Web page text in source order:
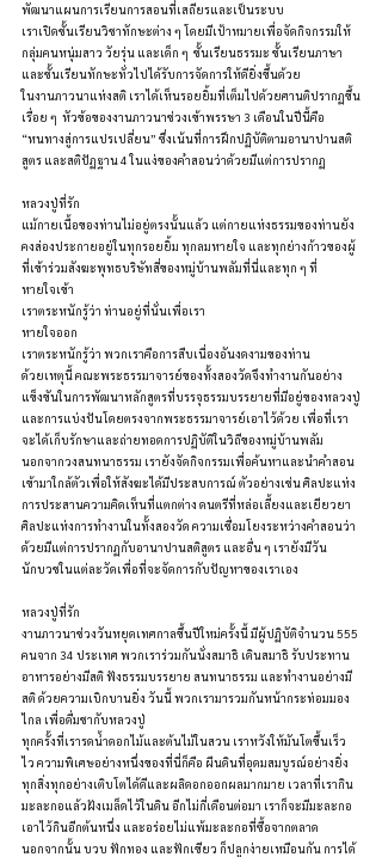
พัฒนาแผนการเรียนการสอนที่เสถียรและเป็นระบบ
เราเปิดชั้นเรียนวิชาทักษะต่าง ๆ โดยมีเป้าหมายเพื่อจัดกิจกรรมให้
กลุ่มคนหนุ่มสาว วัยรุ่น และเด็ก ๆ  ชั้นเรียนธรรมะ ชั้นเรียนภาษา
และชั้นเรียนทักษะทั่วไปได้รับการจัดการให้ดียิ่งขึ้นด้วย
ในงานภาวนาแห่งสติ เราได้เห็นรอยยิ้มที่เต็มไปด้วยศานติปรากฏขึ้น
เรื่อย ๆ  หัวข้อของงานภาวนาช่วงเข้าพรรษา 3 เดือนในปีนี้คือ
“หนทางสู่การแปรเปลี่ยน” ซึ่งเน้นที่การฝึกปฏิบัติตามอานาปานสติ
สูตร และสติปัฏฐาน 4 ในแง่ของคำสอนว่าด้วยมีแต่การปรากฏ
หลวงปู่ที่รัก
แม้กายเนื้อของท่านไม่อยู่ตรงนั้นแล้ว แต่กายแห่งธรรมของท่านยัง
คงส่องประกายอยู่ในทุกรอยยิ้ม ทุกลมหายใจ และทุกย่างก้าวของผู้
ที่เข้าร่วมสังฆะพุทธบริษัทสี่ของหมู่บ้านพลัมที่นี่และทุก ๆ ที่
หายใจเข้า
เราตระหนักรู้ว่า ท่านอยู่ที่นั่นเพื่อเรา
หายใจออก
เราตระหนักรู้ว่า พวกเราคือการสืบเนื่องอันงดงามของท่าน
ด้วยเหตุนี้ คณะพระธรรมาจารย์ของทั้งสองวัดจึงทำงานกันอย่าง
แข็งขันในการพัฒนาหลักสูตรที่บรรจุธรรมบรรยายที่มีอยู่ของหลวงปู่
และการแบ่งปันโดยตรงจากพระธรรมาจารย์เอาไว้ด้วย เพื่อที่เรา
จะได้เก็บรักษาและถ่ายทอดการปฏิบัติในวิถีของหมู่บ้านพลัม
นอกจากวงสนทนาธรรม เรายังจัดกิจกรรมเพื่อค้นหาและนำคำสอน
เข้ามาใกล้ตัวเพื่อให้สังฆะได้มีประสบการณ์ ตัวอย่างเช่น ศิลปะแห่ง
การประสานความคิดเห็นที่แตกต่าง ดนตรีที่หล่อเลี้ยงและเยียวยา
ศิลปะแห่งการทำงานในทั้งสองวัด ความเชื่อมโยงระหว่างคำสอนว่า
ด้วยมีแต่การปรากฏกับอานาปานสติสูตร และอื่น ๆ เรายังมีวัน
นักบวชในแต่ละวัดเพื่อที่จะจัดการกับปัญหาของเราเอง
หลวงปู่ที่รัก
งานภาวนาช่วงวันหยุดเทศกาลขึ้นปีใหม่ครั้งนี้ มีผู้ปฏิบัติจำนวน 555
คนจาก 34 ประเทศ พวกเราร่วมกันนั่งสมาธิ เดินสมาธิ รับประทาน
อาหารอย่างมีสติ ฟังธรรมบรรยาย สนทนาธรรม และทำงานอย่างมี
สติ ด้วยความเบิกบานยิ่ง วันนี้ พวกเรามารวมกันหน้ากระท่อมมอง
ไกล เพื่อดื่มชากับหลวงปู่
ทุกครั้งที่เรารดน้ำดอกไม้และต้นไม้ในสวน เราหวังให้มันโตขึ้นเร็ว
ไว ความพิเศษอย่างหนึ่งของที่นี่ก็คือ ผืนดินที่อุดมสมบูรณ์อย่างยิ่ง
ทุกสิ่งทุกอย่างเติบโตได้ดีและผลิดอกออกผลมากมาย เวลาที่เรากิน
มะละกอแล้วฝังเมล็ดไว้ในดิน อีกไม่กี่เดือนต่อมา เราก็จะมีมะละกอ
เอาไว้กินอีกต้นหนึ่ง และอร่อยไม่แพ้มะละกอที่ซื้อจากตลาด
นอกจากนั้น บวบ ฟักทอง และฟักเขียว ก็ปลูกง่ายเหมือนกัน การได้